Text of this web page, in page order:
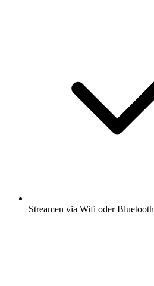
Streamen via Wifi oder Bluetooth